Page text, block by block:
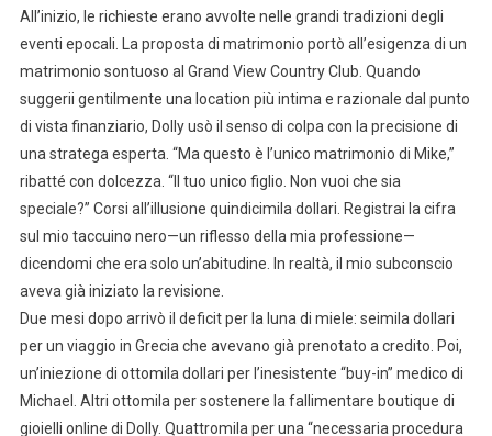
All’inizio, le richieste erano avvolte nelle grandi tradizioni degli
eventi epocali. La proposta di matrimonio portò all’esigenza di un
matrimonio sontuoso al Grand View Country Club. Quando
suggerii gentilmente una location più intima e razionale dal punto
di vista finanziario, Dolly usò il senso di colpa con la precisione di
una stratega esperta. “Ma questo è l’unico matrimonio di Mike,”
ribatté con dolcezza. “Il tuo unico figlio. Non vuoi che sia
speciale?” Corsi all’illusione quindicimila dollari. Registrai la cifra
sul mio taccuino nero—un riflesso della mia professione—
dicendomi che era solo un’abitudine. In realtà, il mio subconscio
aveva già iniziato la revisione.
Due mesi dopo arrivò il deficit per la luna di miele: seimila dollari
per un viaggio in Grecia che avevano già prenotato a credito. Poi,
un’iniezione di ottomila dollari per l’inesistente “buy-in” medico di
Michael. Altri ottomila per sostenere la fallimentare boutique di
gioielli online di Dolly. Quattromila per una “necessaria procedura